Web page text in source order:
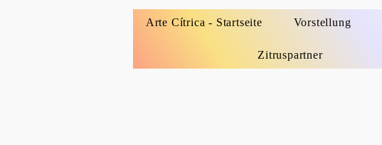
Arte Cítrica - Startseite Vorstellung
Zitruspartner